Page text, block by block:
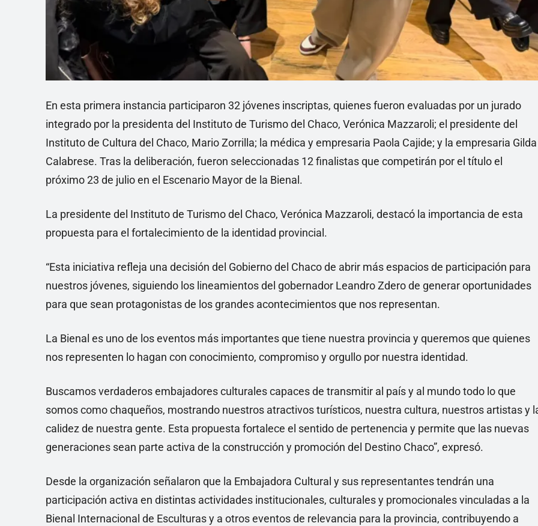
En esta primera instancia participaron 32 jóvenes inscriptas, quienes fueron evaluadas por un jurado
integrado por la presidenta del Instituto de Turismo del Chaco, Verónica Mazzaroli; el presidente del
Instituto de Cultura del Chaco, Mario Zorrilla; la médica y empresaria Paola Cajide; y la empresaria Gilda
Calabrese. Tras la deliberación, fueron seleccionadas 12 finalistas que competirán por el título el
próximo 23 de julio en el Escenario Mayor de la Bienal.
La presidente del Instituto de Turismo del Chaco, Verónica Mazzaroli, destacó la importancia de esta
propuesta para el fortalecimiento de la identidad provincial.
“Esta iniciativa refleja una decisión del Gobierno del Chaco de abrir más espacios de participación para
nuestros jóvenes, siguiendo los lineamientos del gobernador Leandro Zdero de generar oportunidades
para que sean protagonistas de los grandes acontecimientos que nos representan.
La Bienal es uno de los eventos más importantes que tiene nuestra provincia y queremos que quienes
nos representen lo hagan con conocimiento, compromiso y orgullo por nuestra identidad.
Buscamos verdaderos embajadores culturales capaces de transmitir al país y al mundo todo lo que
somos como chaqueños, mostrando nuestros atractivos turísticos, nuestra cultura, nuestros artistas y
calidez de nuestra gente. Esta propuesta fortalece el sentido de pertenencia y permite que las nuevas
generaciones sean parte activa de la construcción y promoción del Destino Chaco”, expresó.
Desde la organización señalaron que la Embajadora Cultural y sus representantes tendrán una
participación activa en distintas actividades institucionales, culturales y promocionales vinculadas a la
Bienal Internacional de Esculturas y a otros eventos de relevancia para la provincia, contribuyendo a